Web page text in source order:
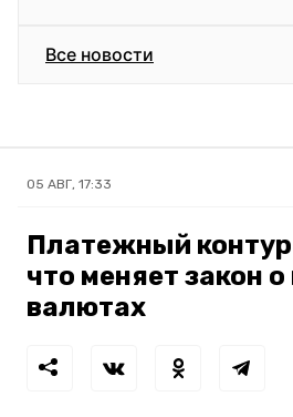
Все новости
05 АВГ, 17:33
Платежный
что меняет закон
валютах